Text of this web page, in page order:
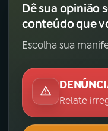
Dê sua opinião
conteúdo que
Escolha sua
Relate